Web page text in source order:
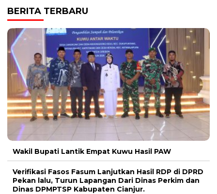
BERITA TERBARU
Wakil Bupati Lantik Empat Kuwu Hasil PAW
Verifikasi Fasos Fasum Lanjutkan Hasil RDP di DPRD
Pekan lalu, Turun Lapangan Dari Dinas Perkim dan
Dinas DPMPTSP Kabupaten Cianjur.